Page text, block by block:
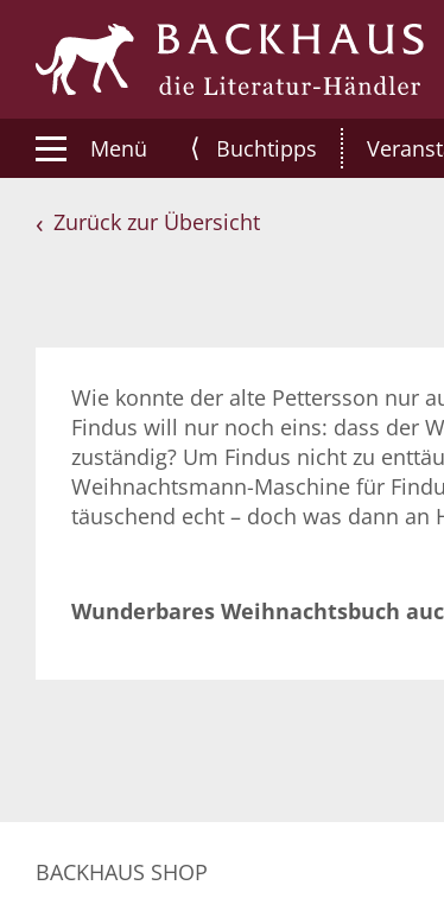
Menü ⟨ Buchtipps
Zurück zur Übersicht
Wie konnte der alte Pettersson nur
Findus will nur noch eins: dass der
zuständig? Um Findus nicht zu
Weihnachtsmann-Maschine für
täuschend echt – doch was dann
Wunderbares Weihnachtsbuch
BACKHAUS SHOP